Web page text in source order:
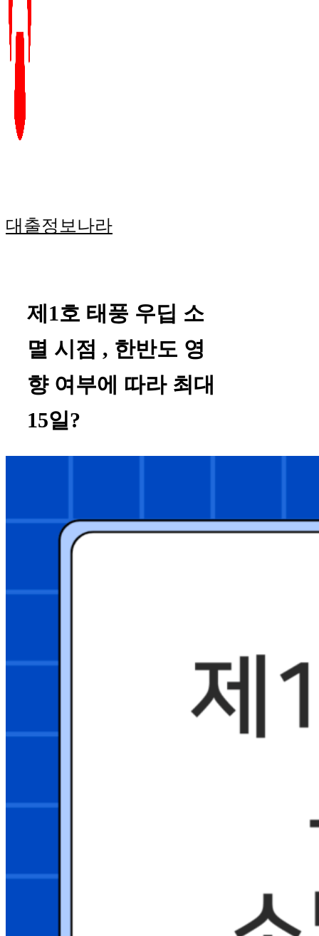
대출정보나라
제1호 태풍 우딥 소
멸 시점 , 한반도 영
향 여부에 따라 최대
15일?